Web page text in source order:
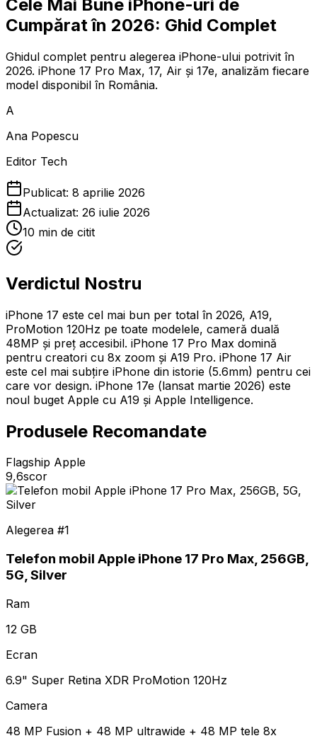
Cele Mai Bune iPhone-uri de
Cumpărat în 2026: Ghid Complet
Ghidul complet pentru alegerea iPhone-ului potrivit în
2026. iPhone 17 Pro Max, 17, Air și 17e, analizăm fiecare
model disponibil în România.
A
Ana Popescu
Editor Tech
Publicat: 8 aprilie 2026
Actualizat: 26 iulie 2026
10 min de citit
Verdictul Nostru
iPhone 17 este cel mai bun per total în 2026, A19,
ProMotion 120Hz pe toate modelele, cameră duală
48MP și preț accesibil. iPhone 17 Pro Max domină
pentru creatori cu 8x zoom și A19 Pro. iPhone 17 Air
este cel mai subțire iPhone din istorie (5.6mm) pentru cei
care vor design. iPhone 17e (lansat martie 2026) este
noul buget Apple cu A19 și Apple Intelligence.
Produsele Recomandate
Flagship Apple
9,6scor
Alegerea #1
Telefon mobil Apple iPhone 17 Pro Max, 256GB,
5G, Silver
Ram
12 GB
Ecran
6.9" Super Retina XDR ProMotion 120Hz
Camera
48 MP Fusion + 48 MP ultrawide + 48 MP tele 8x